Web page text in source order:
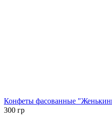
Конфеты фасованные
300 гр